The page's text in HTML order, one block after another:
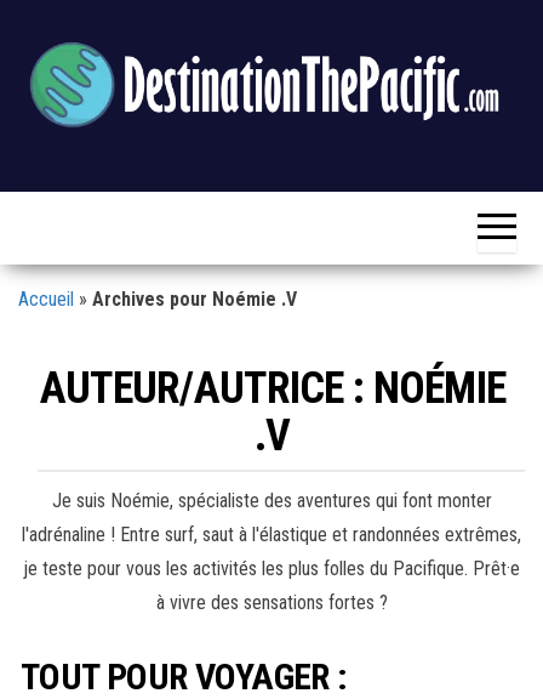
content
Voyage
Accueil » Archives pour Noémie .V
AUTEUR/AUTRICE : NOÉMIE
.V
Je suis Noémie, spécialiste des aventures qui font monter
l'adrénaline ! Entre surf, saut à l'élastique et randonnées extrêmes,
je teste pour vous les activités les plus folles du Pacifique. Prêt·e
à vivre des sensations fortes ?
TOUT POUR VOYAGER :